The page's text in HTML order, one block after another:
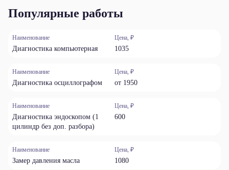
Популярные работы
Наименование
Диагностика компьютерная
Цена, ₽
1035
Наименование
Диагностика осциллографом
Цена, ₽
от 1950
Наименование
Диагностика эндоскопом (1
цилиндр без доп. разбора)
Цена, ₽
600
Наименование
Замер давления масла
Цена, ₽
1080